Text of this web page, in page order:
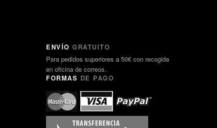
ENVÍO GRATUITO
Para pedidos superiores a 50€ con recogida
en oficina de correos.
FORMAS DE PAGO